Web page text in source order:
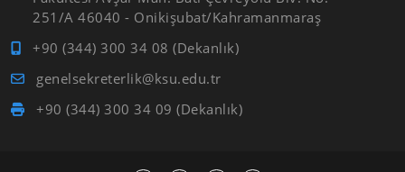
251/A 46040 - Onikişubat/Kahramanmaraş
+90 (344) 300 34 08 (Dekanlık)
genelsekreterlik@ksu.edu.tr
+90 (344) 300 34 09 (Dekanlık)